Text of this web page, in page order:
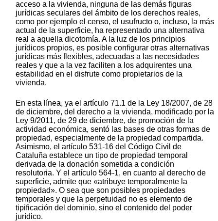
acceso a la vivienda, ninguna de las demás figuras
jurídicas seculares del ámbito de los derechos reales,
como por ejemplo el censo, el usufructo o, incluso, la más
actual de la superficie, ha representado una alternativa
real a aquella dicotomía. A la luz de los principios
jurídicos propios, es posible configurar otras alternativas
jurídicas más flexibles, adecuadas a las necesidades
reales y que a la vez faciliten a los adquirentes una
estabilidad en el disfrute como propietarios de la
vivienda.
En esta línea, ya el artículo 71.1 de la Ley 18/2007, de 28
de diciembre, del derecho a la vivienda, modificado por la
Ley 9/2011, de 29 de diciembre, de promoción de la
actividad económica, sentó las bases de otras formas de
propiedad, especialmente de la propiedad compartida.
Asimismo, el artículo 531-16 del Código Civil de
Cataluña establece un tipo de propiedad temporal
derivada de la donación sometida a condición
resolutoria. Y el artículo 564-1, en cuanto al derecho de
superficie, admite que «atribuye temporalmente la
propiedad». O sea que son posibles propiedades
temporales y que la perpetuidad no es elemento de
tipificación del dominio, sino el contenido del poder
jurídico.